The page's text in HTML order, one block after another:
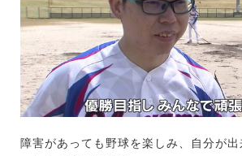
障害があっても野球を楽しみ、自分が